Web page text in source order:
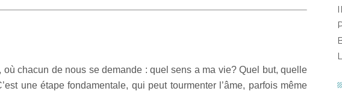
où chacun de nous se demande : quel sens a ma vie? Quel but, quelle
une étape fondamentale, qui peut tourmenter l’âme, parfois même